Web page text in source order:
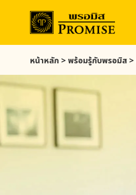
content
หน้าหลัก > พร้อมรู้กับพรอมิส >